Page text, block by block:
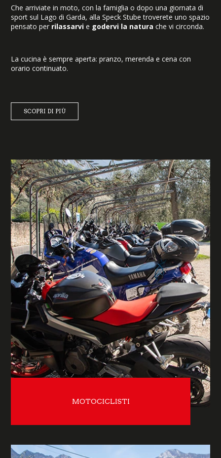
Che arriviate in moto, con la famiglia o dopo una giornata di
sport sul Lago di Garda, alla Speck Stube troverete uno spazio
pensato per rilassarvi e godervi la natura che vi circonda.
La cucina è sempre aperta: pranzo, merenda e cena con
orario continuato.
SCOPRI DI PIÙ
MOTOCICLISTI